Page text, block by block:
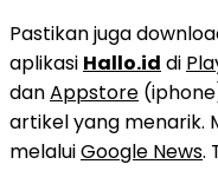
Pastikan juga
aplikasi Hallo.id di
danAppstore
artikel yang menarik.
melaluiGoogle News.